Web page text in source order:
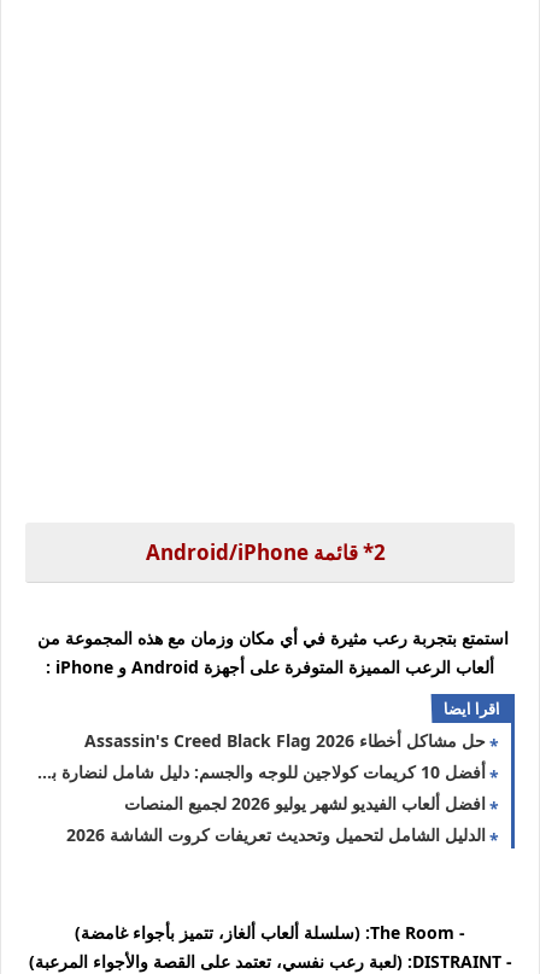
2* قائمة Android/iPhone
استمتع بتجربة رعب مثيرة في أي مكان وزمان مع هذه المجموعة من
ألعاب الرعب المميزة المتوفرة على أجهزة Android و iPhone :
اقرا ايضا
حل مشاكل أخطاء Assassin's Creed Black Flag 2026
أفضل 10 كريمات كولاجين للوجه والجسم: دليل شامل لنضارة بشرتك 2026
افضل ألعاب الفيديو لشهر يوليو 2026 لجميع المنصات
الدليل الشامل لتحميل وتحديث تعريفات كروت الشاشة 2026
- The Room: (سلسلة ألعاب ألغاز، تتميز بأجواء غامضة)
- DISTRAINT: (لعبة رعب نفسي، تعتمد على القصة والأجواء المرعبة)